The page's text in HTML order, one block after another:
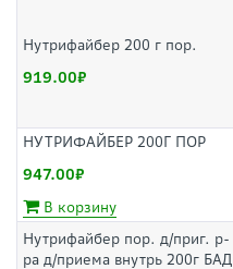
Нутрифайбер 200 г пор.
919.00
НУТРИФАЙБЕР 200Г ПОР
947.00
В корзину
Нутрифайбер пор. д/приг. р-
ра д/приема внутрь 200г БАД